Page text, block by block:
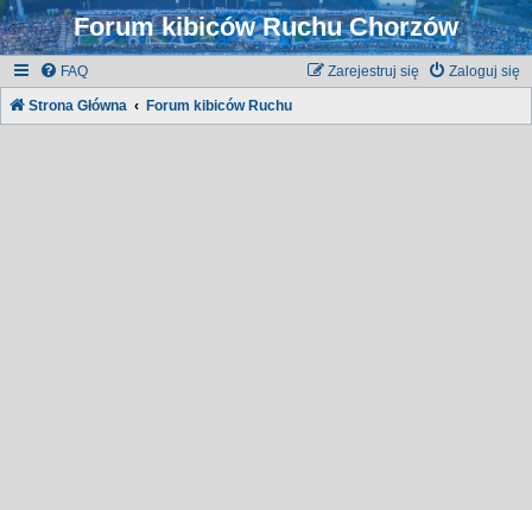
Forum kibiców Ruchu Chorzów
FAQ Zaloguj się
Zarejestruj się
Strona Główna Forum kibiców Ruchu